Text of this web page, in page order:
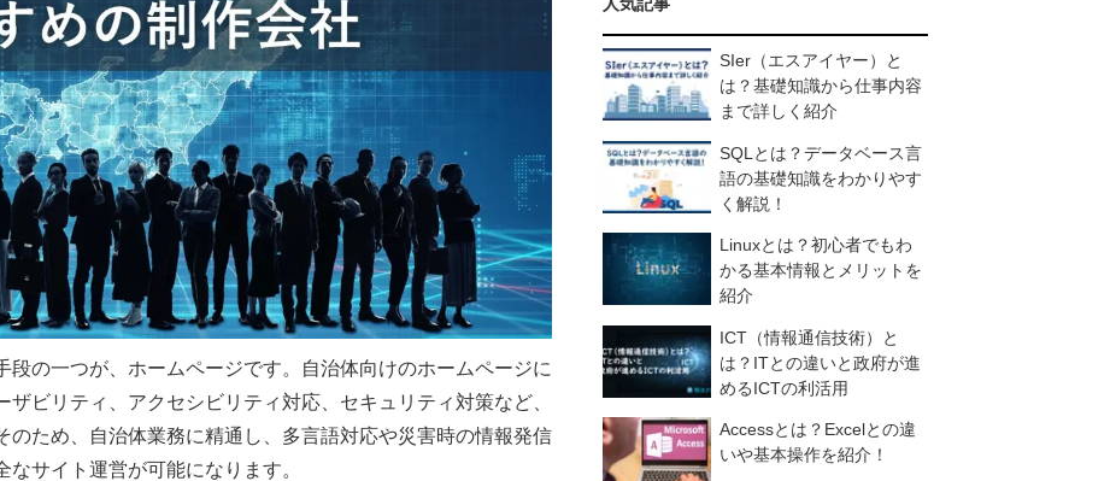
段の一つが、ホームページです。自治体向けのホームページに
ビリティ、アクセシビリティ対応、セキュリティ対策など、
のため、自治体業務に精通し、多言語対応や災害時の情報発信
サイト運営が可能になります。
SIer（エスアイヤー）と
は？基礎知識から仕事内容
まで詳しく紹介
SQLとは？データベース言
語の基礎知識をわかりやす
く解説！
Linuxとは？初心者でもわ
かる基本情報とメリットを
紹介
ICT（情報通信技術）と
は？ITとの違いと政府が進
めるICTの利活用
Accessとは？Excelとの違
いや基本操作を紹介！